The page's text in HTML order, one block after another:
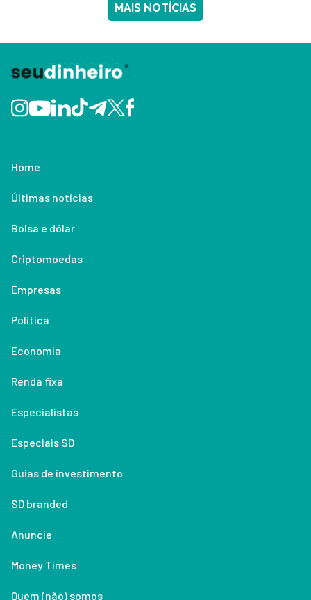
MAIS NOTÍCIAS
Home
Últimas notícias
Bolsa e dólar
Criptomoedas
Empresas
Política
Economia
Renda fixa
Especialistas
Especiais SD
Guias de investimento
SD branded
Anuncie
Money Times
Quem (não) somos